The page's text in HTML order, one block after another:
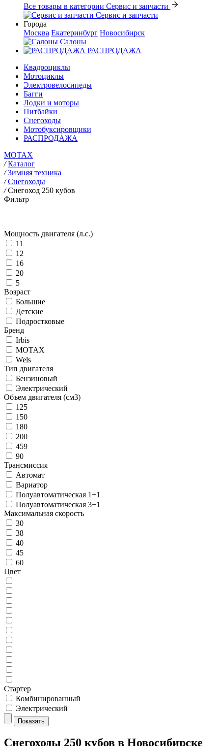
Все товары в категории Сервис и запчасти
Сервис и запчасти
Города
Москва Екатеринбург Новосибирск
Салоны
РАСПРОДАЖА
Квадроциклы
Мотоциклы
Электровелосипеды
Багги
Лодки и моторы
Питбайки
Снегоходы
Мотобуксировщики
РАСПРОДАЖА
MOTAX
/ Каталог
/ Зимняя техника
/ Снегоходы
/ Снегоход 250 кубов
Фильтр
Мощность двигателя (л.с.)
11
12
16
20
5
Возраст
Большие
Детские
Подростковые
Бренд
Irbis
MOTAX
Wels
Тип двигателя
Бензиновый
Электрический
Объем двигателя (см3)
125
150
180
200
459
90
Трансмиссия
Автомат
Вариатор
Полуавтоматическая 1+1
Полуавтоматическая 3+1
Максимальная скорость
30
38
40
45
60
Цвет
Стартер
Комбинированный
Электрический
Показать
Снегоходы 250 кубов в Новосибирске